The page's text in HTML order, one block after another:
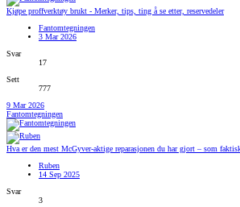
Kjøpe proffverktøy brukt - Merker, tips, ting å se etter, reservedeler
Fantomtegningen
3 Mar 2026
Svar
17
Sett
777
9 Mar 2026
Fantomtegningen
Hva er den mest McGyver-aktige reparasjonen du har gjort – som
Ruben
14 Sep 2025
Svar
3